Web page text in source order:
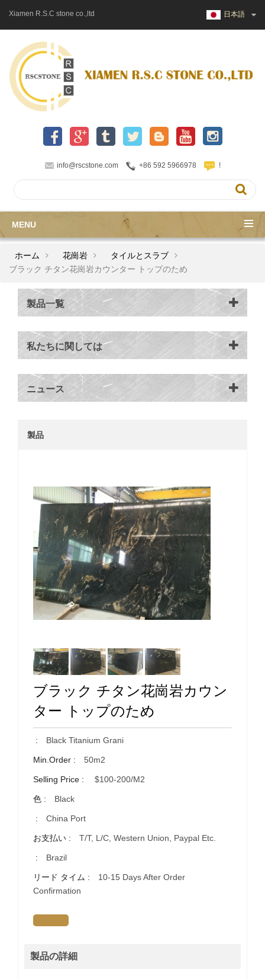
Xiamen R.S.C stone co.,ltd 日本語
info@rscstone.com +86 592 5966978 !
MENU
ホーム 花崗岩
タイルとスラブ
ブラック チタン花崗岩カウンター トップのため
製品一覧
私たちに関しては
ニュース
製品
ブラック チタン花崗岩カウン
ター トップのため
: Black Titanium Grani
Min.Order : 50m2
Selling Price : $100-200/m2
色 : Black
: China Port
お支払い : T/T, L/C, Western Union, Paypal Etc.
: Brazil
リード タイム :
10-15 Days After Order
Confirmation
製品の詳細